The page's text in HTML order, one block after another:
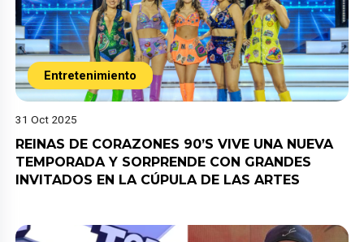
Entretenimiento
31 Oct 2025
REINAS DE CORAZONES 90’S VIVE UNA NUEVA
TEMPORADA Y SORPRENDE CON GRANDES
INVITADOS EN LA CÚPULA DE LAS ARTES